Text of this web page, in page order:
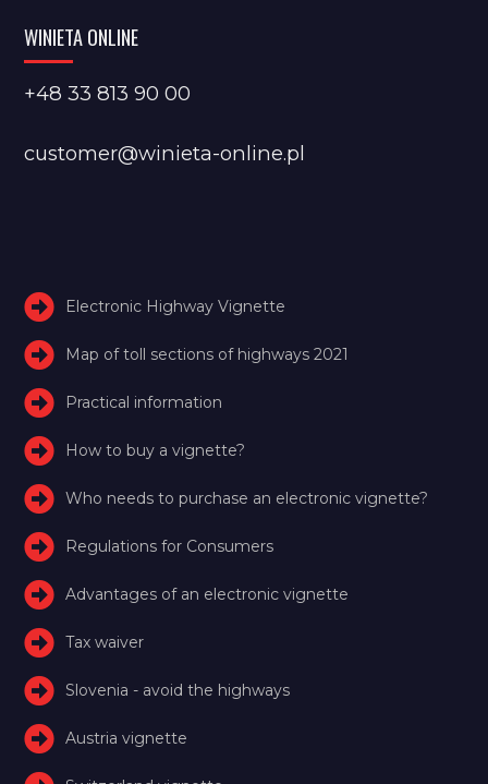
WINIETA ONLINE
+48 33 813 90 00
customer@winieta-online.pl
Electronic Highway Vignette
Map of toll sections of highways 2021
Practical information
How to buy a vignette?
Who needs to purchase an electronic vignette?
Regulations for Consumers
Advantages of an electronic vignette
Tax waiver
Slovenia - avoid the highways
Austria vignette